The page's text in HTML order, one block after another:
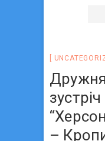
Дружня
–